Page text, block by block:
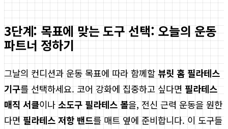
3단계: 목표에 맞는 도구 선택: 오늘의 운동
파트너 정하기
그날의 컨디션과 운동 목표에 따라 함께할 뷰릿 홈 필라테스
기구를 선택하세요. 코어 강화에 집중하고 싶다면 필라테스
매직 서클이나 소도구 필라테스 볼을, 전신 근력 운동을 원한
다면 필라테스 저항 밴드를 매트 옆에 준비합니다. 이 도구들